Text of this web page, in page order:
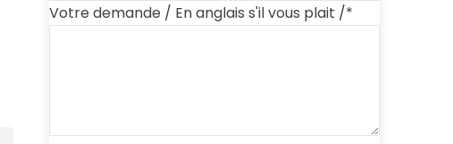
Votre demande / En anglais s'il vous plait /*